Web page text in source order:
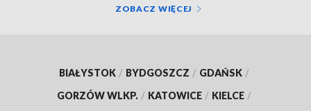
ZOBACZ WIĘCEJ
BIAŁYSTOK / BYDGOSZCZ / GDAŃSK /
GORZÓW WLKP. / KATOWICE / KIELCE /